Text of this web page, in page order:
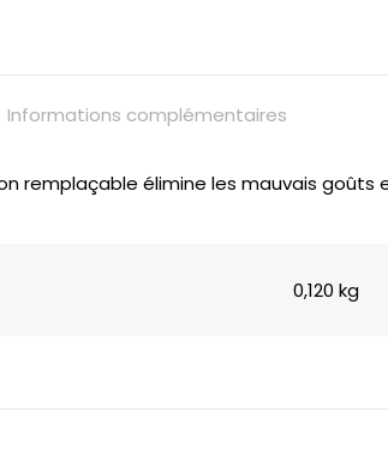
Informations complémentaires
remplaçable élimine les mauvais
0,120 kg